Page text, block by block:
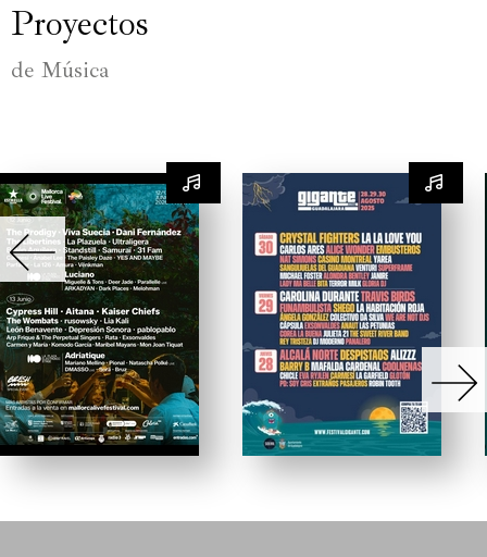
Proyectos
de Música